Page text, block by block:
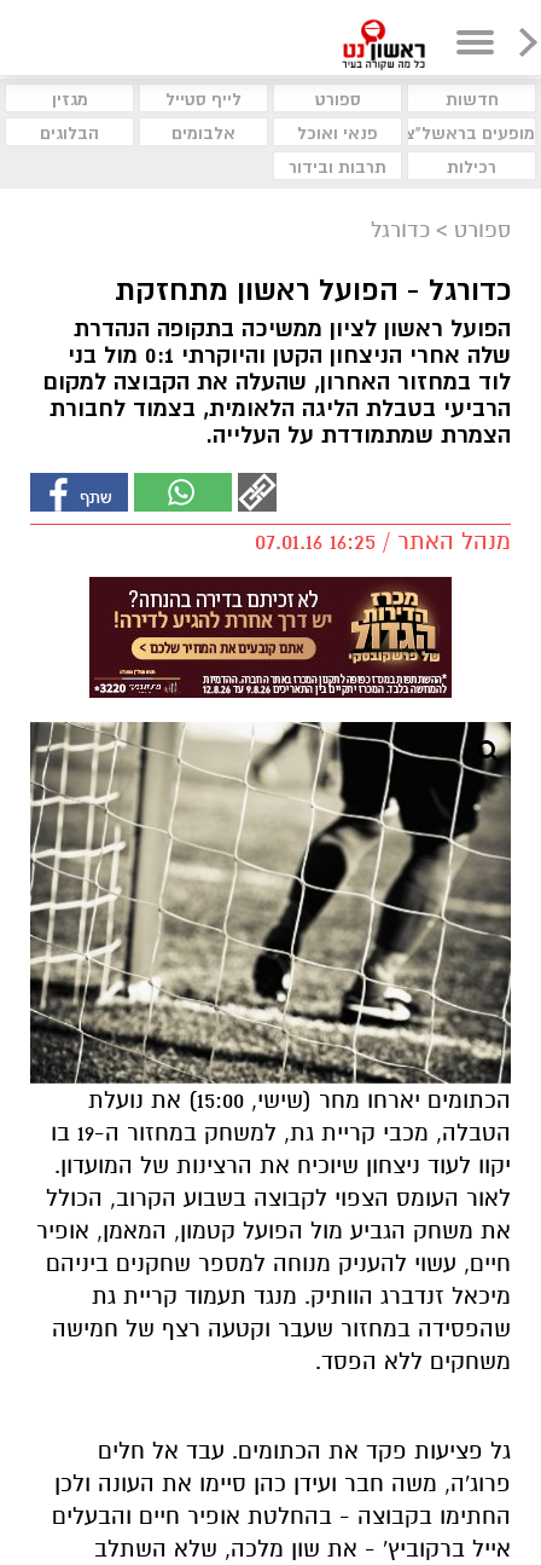
חדשות ספורט לייף סטייל
מגזין
מופעים בראשל"צ
פנאי ואוכל אלבומים
הבלוגים
רכילות
תרבות ובידור
ספורט > כדורגל
כדורגל - הפועל ראשון מתחזקת
הפועל ראשון לציון ממשיכה בתקופה הנהדרת
שלה אחרי הניצחון הקטן והיוקרתי 0:1 מול בני
לוד במחזור האחרון, שהעלה את הקבוצה למקום
הרביעי בטבלת הליגה הלאומית, בצמוד לחבורת
הצמרת שמתמודדת על העלייה.
מנהל האתר / 16:25 07.01.16
הכתומים יארחו מחר (שישי, 15:00) את נועלת
הטבלה, מכבי קריית גת, למשחק במחזור ה-19 בו
יקוו לעוד ניצחון שיוכיח את הרצינות של המועדון.
לאור העומס הצפוי לקבוצה בשבוע הקרוב, הכולל
את משחק הגביע מול הפועל קטמון, המאמן, אופיר
חיים, עשוי להעניק מנוחה למספר שחקנים ביניהם
מיכאל זנדברג הוותיק. מנגד תעמוד קריית גת
שהפסידה במחזור שעבר וקטעה רצף של חמישה
משחקים ללא הפסד.
גל פציעות פקד את הכתומים. עבד אל חלים
פרוג'ה, משה חבר ועידן כהן סיימו את העונה ולכן
החתימו בקבוצה - בהחלטת אופיר חיים והבעלים
אייל ברקוביץ' - את שון מלכה, שלא השתלב